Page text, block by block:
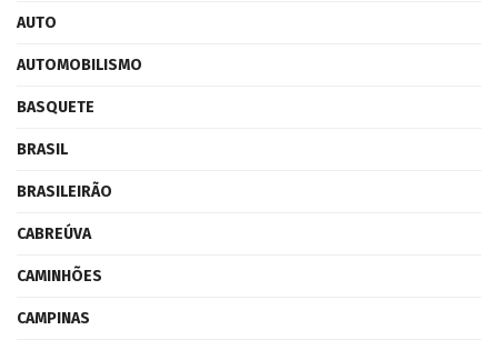
AUTO
AUTOMOBILISMO
BASQUETE
BRASIL
BRASILEIRÃO
CABREÚVA
CAMINHÕES
CAMPINAS